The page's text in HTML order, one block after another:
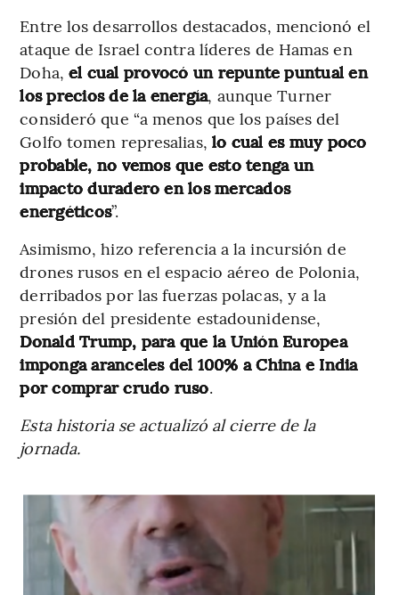
Entre los desarrollos destacados, mencionó el
ataque de Israel contra líderes de Hamas en
Doha, el cual provocó un repunte puntual en
los precios de la energía, aunque Turner
consideró que “a menos que los países del
Golfo tomen represalias, lo cual es muy poco
probable, no vemos que esto tenga un
impacto duradero en los mercados
energéticos”.
Asimismo, hizo referencia a la incursión de
drones rusos en el espacio aéreo de Polonia,
derribados por las fuerzas polacas, y a la
presión del presidente estadounidense,
Donald Trump, para que la Unión Europea
imponga aranceles del 100% a China e India
por comprar crudo ruso.
Esta historia se actualizó al cierre de la
jornada.